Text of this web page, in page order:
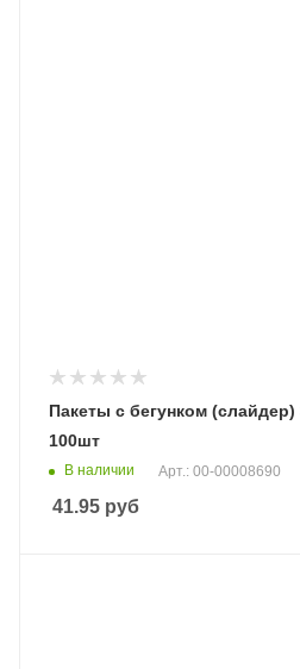
Пакеты c бегунком
100шт
В наличии Арт.: 00-00008690
41.95 руб